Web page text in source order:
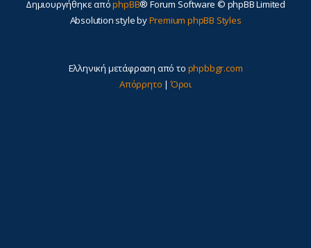
Δημιουργήθηκε απόphpBB® Forum Software © phpBB Limited
Absolution style byPremium phpBB Styles
Ελληνική μετάφραση από το phpbbgr.com
Απόρρητο |Όροι